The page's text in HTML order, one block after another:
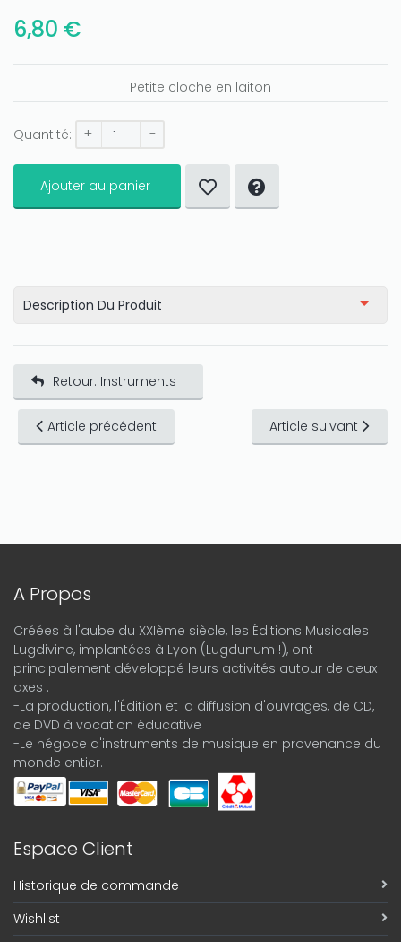
6,80 €
Petite cloche en laiton
Quantité: + -
Ajouter au panier
Description Du Produit
Retour: Instruments
Article précédent Article suivant
A Propos
Créées à l'aube du XXIème siècle, les Éditions Musicales
Lugdivine, implantées à Lyon (Lugdunum !), ont
principalement développé leurs activités autour de deux
axes :
-La production, l'Édition et la diffusion d'ouvrages, de CD,
de DVD à vocation éducative
-Le négoce d'instruments de musique en provenance du
monde entier.
Espace Client
Historique de commande
Wishlist